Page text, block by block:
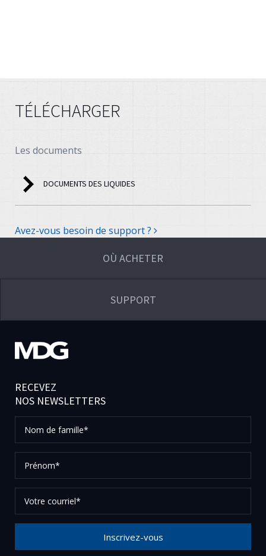
TÉLÉCHARGER
Les documents
DOCUMENTS DES LIQUIDES
Avez-vous besoin de support ?
OÙ ACHETER
SUPPORT
RECEVEZ
NOS NEWSLETTERS
de
famille*
courriel*
Inscrivez-vous